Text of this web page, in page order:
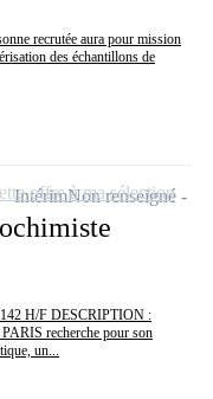
recrutée aura pour mission
des échantillons de
H/F DESCRIPTION :
recherche pour son
un...
IntérimNon renseigné
offre à ma sélection